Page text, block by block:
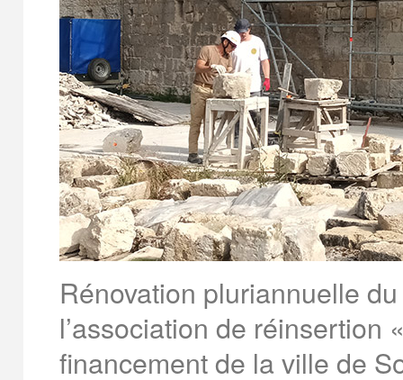
Rénovation pluriannuelle
l’association de réinsertion
financement de la ville de